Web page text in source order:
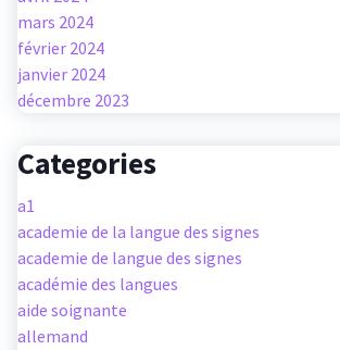
mars 2024
février 2024
janvier 2024
décembre 2023
Categories
a1
academie de la langue des signes
academie de langue des signes
académie des langues
aide soignante
allemand